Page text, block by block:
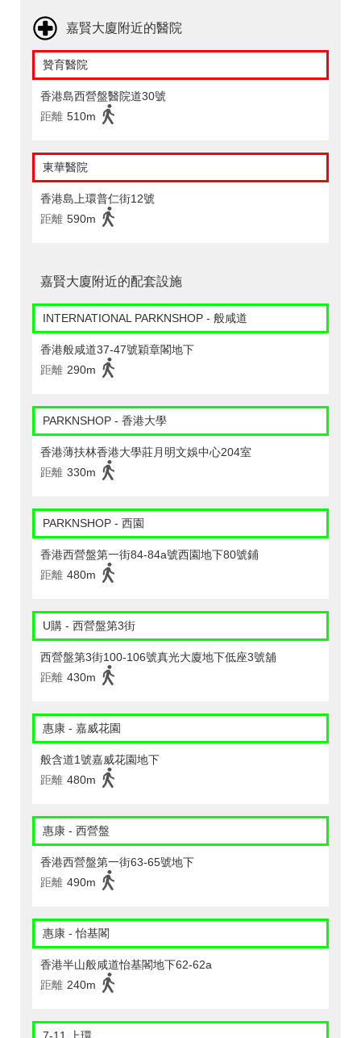
嘉賢大廈附近的醫院
贊育醫院
香港島西營盤醫院道30號
距離 510m
東華醫院
香港島上環普仁街12號
距離 590m
嘉賢大廈附近的配套設施
INTERNATIONAL PARKNSHOP - 般咸道
香港般咸道37-47號穎章閣地下
距離 290m
PARKNSHOP - 香港大學
香港薄扶林香港大學莊月明文娛中心204室
距離 330m
PARKNSHOP - 西園
香港西營盤第一街84-84a號西園地下80號鋪
距離 480m
U購 - 西營盤第3街
西營盤第3街100-106號真光大廈地下低座3號舖
距離 430m
惠康 - 嘉威花園
般含道1號嘉威花園地下
距離 480m
惠康 - 西營盤
香港西營盤第一街63-65號地下
距離 490m
惠康 - 怡基閣
香港半山般咸道怡基閣地下62-62a
距離 240m